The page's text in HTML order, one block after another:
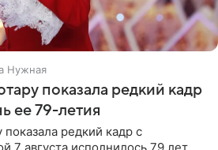
Нужная
показала редкий кадр
ее 79-летия
редкий кадр с
7 августа исполнилось 79 лет.